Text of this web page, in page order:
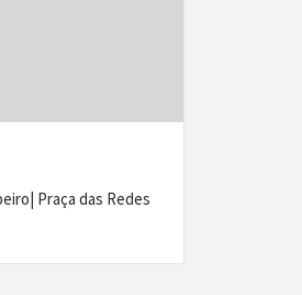
Praça das Redes